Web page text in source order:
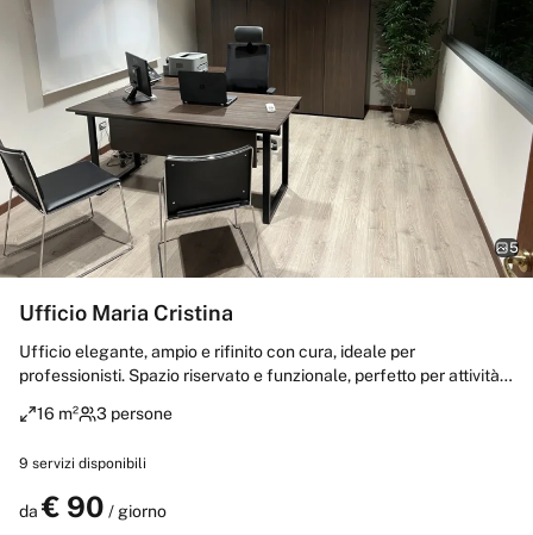
5
Ufficio Maria Cristina
Ufficio elegante, ampio e rifinito con cura, ideale per
professionisti. Spazio riservato e funzionale, perfetto per attività
Ambiente rappresentativo, confortevole e adatto a incontri privati
16 m² 3 persone
9 servizi disponibili
da € 90 / giorno